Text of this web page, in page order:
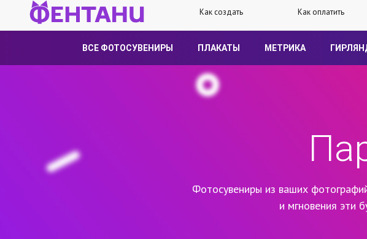
Как создать Как оплатить
ВСЕ ФОТОСУВЕНИРЫ ПЛАКАТЫ МЕТРИКА
Фотосувениры из ваших
и мгновения эти